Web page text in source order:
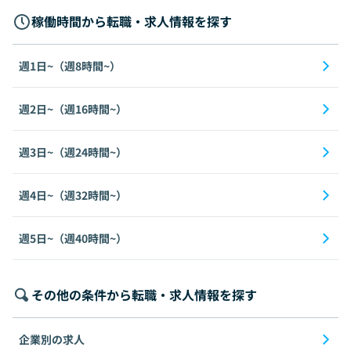
稼働時間から転職・求人情報を探す
週1日~（週8時間~）
週2日~（週16時間~）
週3日~（週24時間~）
週4日~（週32時間~）
週5日~（週40時間~）
その他の条件から転職・求人情報を探す
企業別の求人